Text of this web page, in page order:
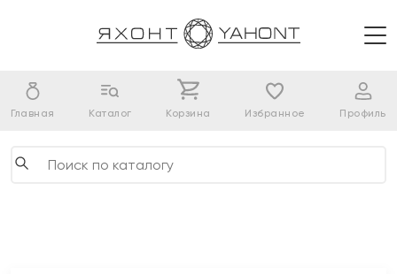
Главная Каталог Корзина Избранное Профиль